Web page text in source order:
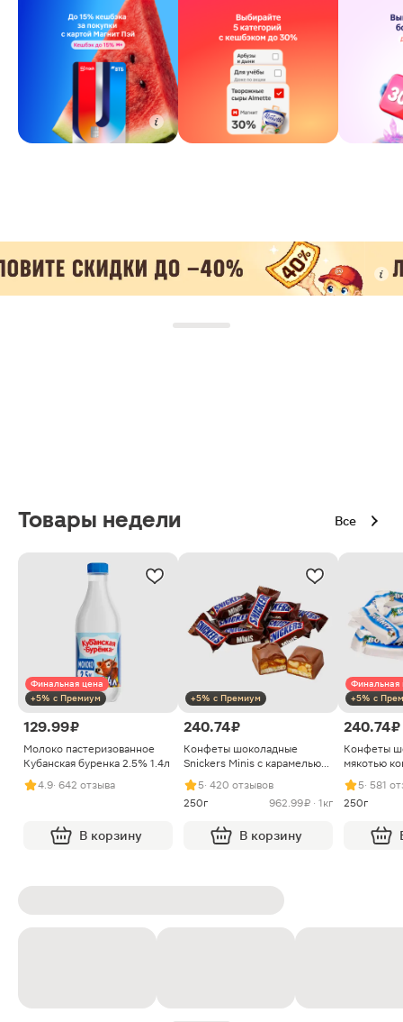
Товары недели Все
Финальная цена
+5% с Премиум
129.99 ₽
Молоко пастеризованное
Кубанская буренка 2.5% 1.4л
4.9· 642 отзыва
В корзину
+5% с Премиум
240.74 ₽
Конфеты шоколадные
Snickers Minis с карамелью
арахисом и нугой
5· 420 отзывов
250г
962.99 ₽ · 1кг
В корзину
Финальная
+5% с
240.74 ₽
Конфеты
мякотью
5· 581
250г